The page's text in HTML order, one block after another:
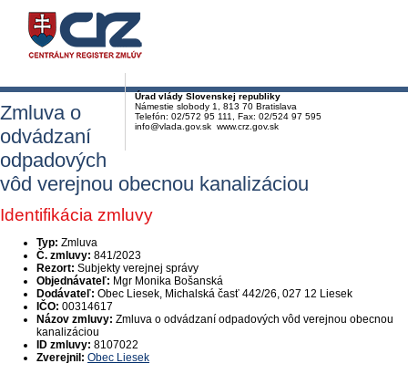
Úrad vlády Slovenskej republiky
Námestie slobody 1, 813 70 Bratislava
Telefón: 02/572 95 111, Fax: 02/524 97 595
info@vlada.gov.sk www.crz.gov.sk
Zmluva o
odvádzaní
odpadových
vôd verejnou obecnou kanalizáciou
Identifikácia zmluvy
Typ: Zmluva
Č. zmluvy: 841/2023
Rezort: Subjekty verejnej správy
Objednávateľ: Mgr Monika Bošanská
Dodávateľ: Obec Liesek, Michalská časť 442/26, 027 12 Liesek
IČO: 00314617
Názov zmluvy: Zmluva o odvádzaní odpadových vôd verejnou obecnou
kanalizáciou
ID zmluvy: 8107022
Zverejnil: Obec Liesek